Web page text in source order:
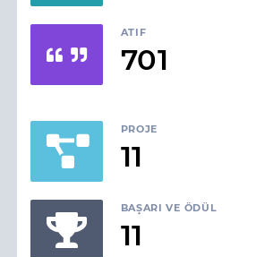
ATIF
701
PROJE
11
BAŞARI VE ÖDÜL
11